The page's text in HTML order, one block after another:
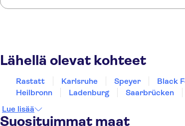
Lähellä olevat kohteet
Rastatt Karlsruhe Speyer Black
Heilbronn
Ladenburg Saarbrücken
Lue lisää
Suosituimmat maat